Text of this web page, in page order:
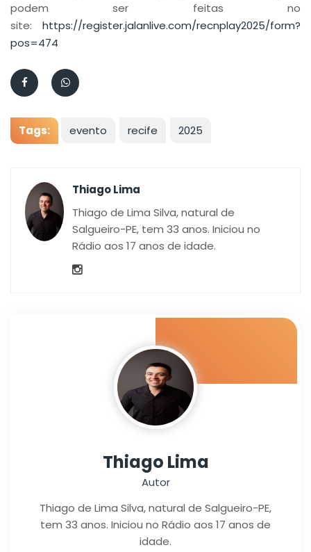
podem ser feitas no
site: https://register.jalanlive.com/recnplay2025/form?
pos=474
Tags: evento recife 2025
Thiago Lima
Thiago de Lima Silva, natural de
Salgueiro-PE, tem 33 anos. Iniciou no
Rádio aos 17 anos de idade.
Thiago Lima
Autor
Thiago de Lima Silva, natural de Salgueiro-PE,
tem 33 anos. Iniciou no Rádio aos 17 anos de
idade.